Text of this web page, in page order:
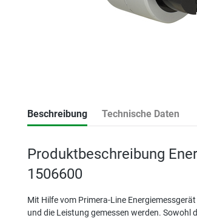
Beschreibung Technische Daten
Produktbeschreibung
1506600
Mit Hilfe vom Primera-Line
und die Leistung gemessen werden. Sowohl